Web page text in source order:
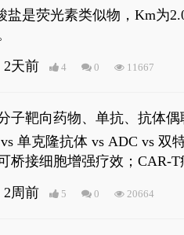
增强成像信噪比，从而实
盐是荧光素类似物，Km为
2天前 4 0 11667
子靶向药物、单抗、抗体
单克隆抗体 vs ADC vs 双
桥接细胞增强疗效；CAR-T
2周前 5 0 20664